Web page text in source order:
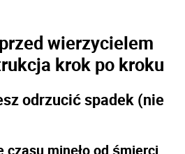
wierzycielem
krok po kroku
odrzucić spadek (nie